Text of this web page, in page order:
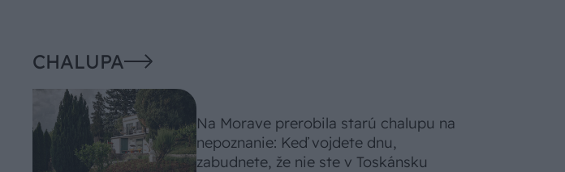
CHALUPA
Na Morave prerobila starú chalupu na
nepoznanie: Keď vojdete dnu,
zabudnete, že nie ste v Toskánsku